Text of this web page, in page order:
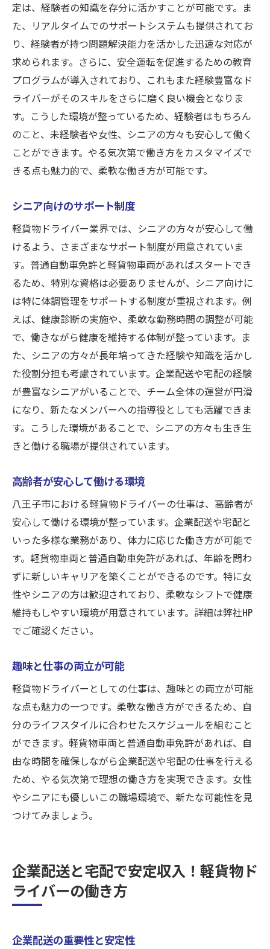
定は、経験者の知識を存分に活かすことが可能です。ま
た、リアルタイムでのサポートシステムも提供されてお
り、経験者が持つ問題解決能力を活かした迅速な対応が
求められます。さらに、安全運転を促進するための教育
プログラムが導入されており、これもまた経験豊富なド
ライバーがそのスキルをさらに磨く良い機会となりま
す。こうした環境が整っているため、経験者はもちろん
のこと、未経験者や女性、シニアの方々も安心して働く
ことができます。やる気次第で働き方をカスタマイズで
きる点も魅力的で、柔軟な働き方が可能です。
シニア向けのサポート制度
軽貨物ドライバー業界では、シニアの方々が安心して働
けるよう、さまざまなサポート制度が用意されていま
す。普通自動車免許と軽貨物車両があればスタートでき
るため、特別な資格は必要ありませんが、シニア向けに
は特に体調管理をサポートする制度が重視されます。例
えば、健康診断の実施や、柔軟な勤務時間の調整が可能
で、働きながら健康を維持する体制が整っています。ま
た、シニアの方々が長年培ってきた経験や知識を活かし
た役割分担も考慮されています。企業配送や宅配の経験
が豊富なシニアがいることで、チーム全体の運営が円滑
になり、新たなメンバーへの指導役としても活躍できま
す。こうした環境があることで、シニアの方々も生き生
きと働ける職場が提供されています。
高齢者が安心して働ける環境
八王子市における軽貨物ドライバーの仕事は、高齢者が
安心して働ける環境が整っています。企業配送や宅配と
いった多様な業務があり、体力に応じた働き方が可能で
す。軽貨物車両と普通自動車免許があれば、年齢を問わ
ずに新しいキャリアを築くことができるのです。特に女
性やシニアの方は歓迎されており、柔軟なシフトで健康
維持もしやすい環境が用意されています。詳細は弊社HP
でご確認ください。
趣味と仕事の両立が可能
軽貨物ドライバーとしての仕事は、趣味との両立が可能
な点も魅力の一つです。柔軟な働き方ができるため、自
分のライフスタイルに合わせたスケジュールを組むこと
ができます。軽貨物車両と普通自動車免許があれば、自
由な時間を確保しながら企業配送や宅配の仕事を行える
ため、やる気次第で理想の働き方を実現できます。女性
やシニアにも優しいこの職場環境で、新たな可能性を見
つけてみましょう。
企業配送と宅配で安定収入！軽貨物ド
ライバーの働き方
企業配送の重要性と安定性